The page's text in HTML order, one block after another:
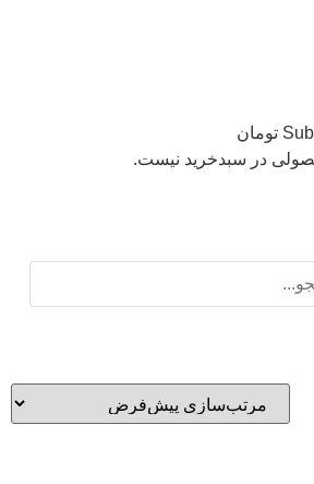
تومان
در سبدخرید نیست.